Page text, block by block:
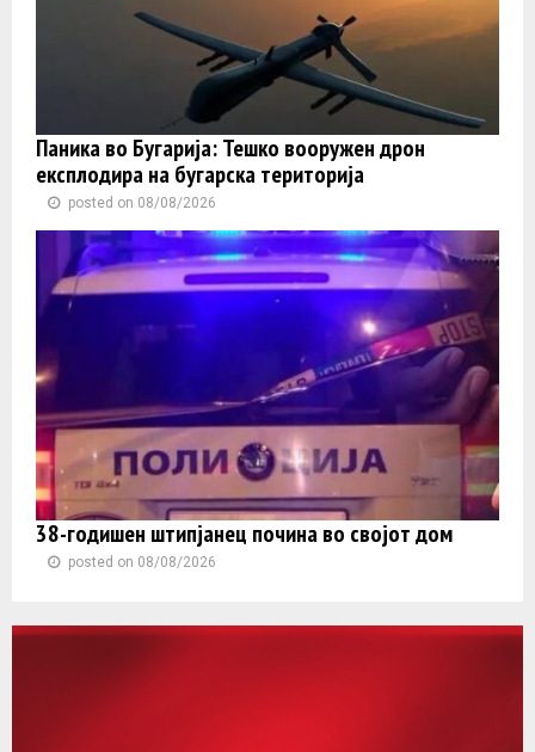
Паника во Бугарија: Тешко вооружен дрон
експлодира на бугарска територија
posted on 08/08/2026
38-годишен штипјанец почина во својот дом
posted on 08/08/2026